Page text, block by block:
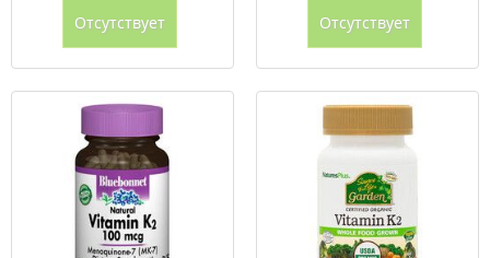
Отсутствует Отсутствует